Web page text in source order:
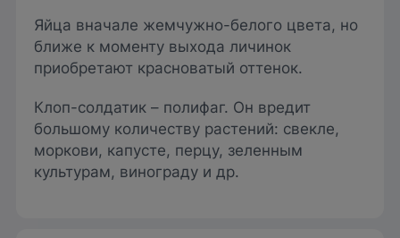
Яйца вначале жемчужно-белого цвета, но
ближе к моменту выхода личинок
приобретают красноватый оттенок.
Клоп-солдатик – полифаг. Он вредит
большому количеству растений: свекле,
моркови, капусте, перцу, зеленным
культурам, винограду и др.